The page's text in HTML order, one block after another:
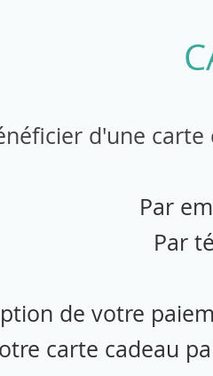
d'une
Par
Par
de votre
carte cadeau